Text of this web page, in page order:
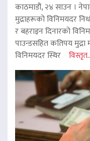
काठमाडौं, २४ साउन ।
मुद्राहरूको विनिमयदर
र बहराइन दिनारको
पाउन्डसहित कतिपय
विनिमयदर स्थिर